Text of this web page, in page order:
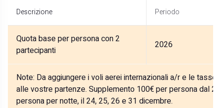
Descrizione Periodo
Quota base per persona con 2
partecipanti
2026
Note: Da aggiungere i voli aerei internazionali a/r e le
alle vostre partenze. Supplemento 100€ per persona dal
persona per notte, il 24, 25, 26 e 31 dicembre.